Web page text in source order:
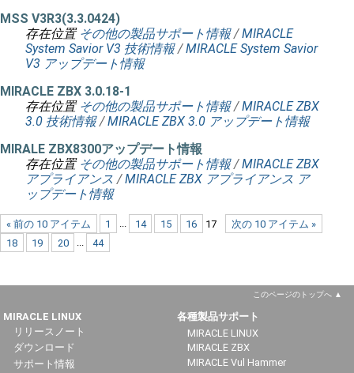
MSS V3R3(3.3.0424)
存在位置 その他の製品サポート情報 /MIRACLE
System Savior V3 技術情報 /MIRACLE System Savior
V3 アップデート情報
MIRACLE ZBX 3.0.18-1
存在位置 その他の製品サポート情報 /MIRACLE ZBX
3.0 技術情報 /MIRACLE ZBX 3.0 アップデート情報
MIRALE ZBX8300アップデート情報
存在位置 その他の製品サポート情報 /MIRACLE ZBX
アプライアンス /MIRACLE ZBX アプライアンス ア
ップデート情報
« 前の 10 アイテム 次の 10 アイテム »
1 ... 14 15 16
17
18
19 20 ... 44
このページのトップへ
MIRACLE LINUX
リリースノート
ダウンロード
サポート情報
各種製品サポート
MIRACLE LINUX
MIRACLE ZBX
MIRACLE Vul Hammer